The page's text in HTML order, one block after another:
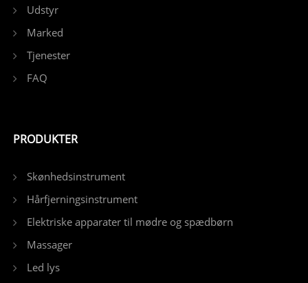
Udstyr
Marked
Tjenester
FAQ
PRODUKTER
Skønhedsinstrument
Hårfjerningsinstrument
Elektriske apparater til mødre og spædbørn
Massager
Led lys